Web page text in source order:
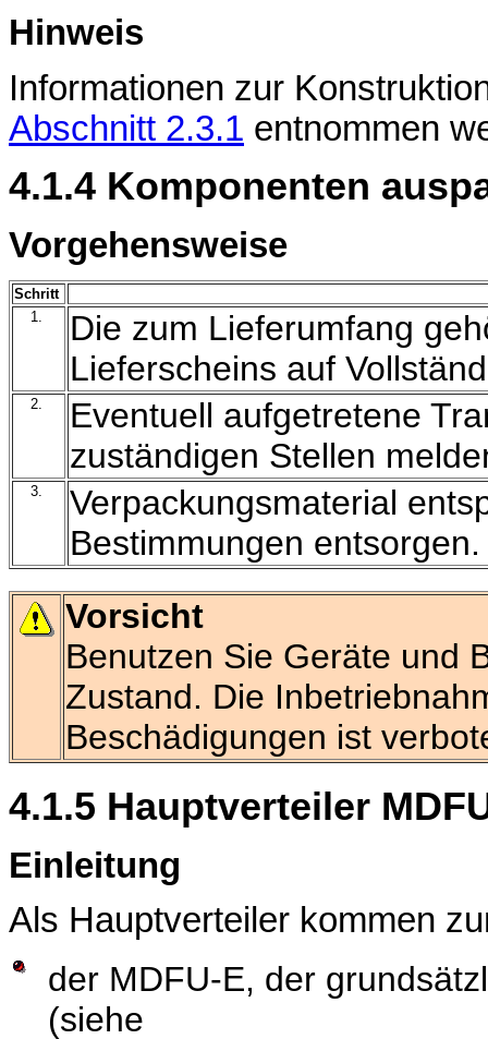
Hinweis
Informationen zur
Abschnitt 2.3.1 entnommen
4.1.4 Komponenten
Vorgehensweise
Schritt
1.
Die zum Lieferumfang
Lieferscheins auf
2.
Eventuell aufgetretene
zuständigen Stellen
3.
Verpackungsmaterial
Bestimmungen
Vorsicht
Benutzen Sie Geräte und
Zustand. Die
Beschädigungen ist
4.1.5 Hauptverteiler
Einleitung
Als Hauptverteiler kommen
der MDFU-E, der
(siehe